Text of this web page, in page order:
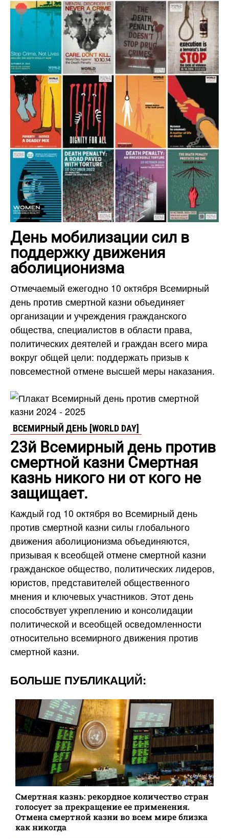
День мобилизации сил в
поддержку движения
аболиционизма
Отмечаемый ежегодно 10 октября Всемирный
день против смертной казни объединяет
организации и учреждения гражданского
общества, специалистов в области права,
политических деятелей и граждан всего мира
вокруг общей цели: поддержать призыв к
повсеместной отмене высшей меры наказания.
ВСЕМИРНЫЙ ДЕНЬ [WORLD DAY]
23й Всемирный день против
смертной казни Смертная
казнь никого ни от кого не
защищает.
Каждый год 10 октября во Всемирный день
против смертной казни силы глобального
движения аболиционизма объединяются,
призывая к всеобщей отмене смертной казни
гражданское общество, политических лидеров,
юристов, представителей общественного
мнения и ключевых участников. Этот день
способствует укреплению и консолидации
политической и всеобщей осведомленности
относительно всемирного движения против
смертной казни.
БОЛЬШЕ ПУБЛИКАЦИЙ:
Смертная казнь: рекордное количество стран
голосует за прекращение ее применения.
Отмена смертной казни во всем мире близка
как никогда